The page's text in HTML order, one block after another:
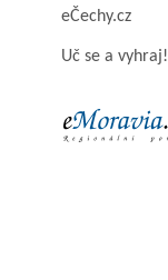
eČechy.cz
Uč se a vyhraj!